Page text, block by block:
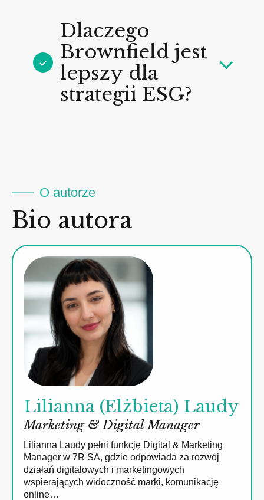
Dlaczego
Brownfield jest
lepszy dla
strategii ESG?
O autorze
Bio autora
Lilianna (Elżbieta) Laudy
Marketing & Digital Manager
Lilianna Laudy pełni funkcję Digital & Marketing
Manager w 7R SA, gdzie odpowiada za rozwój
działań digitalowych i marketingowych
wspierających widoczność marki, komunikację
online…